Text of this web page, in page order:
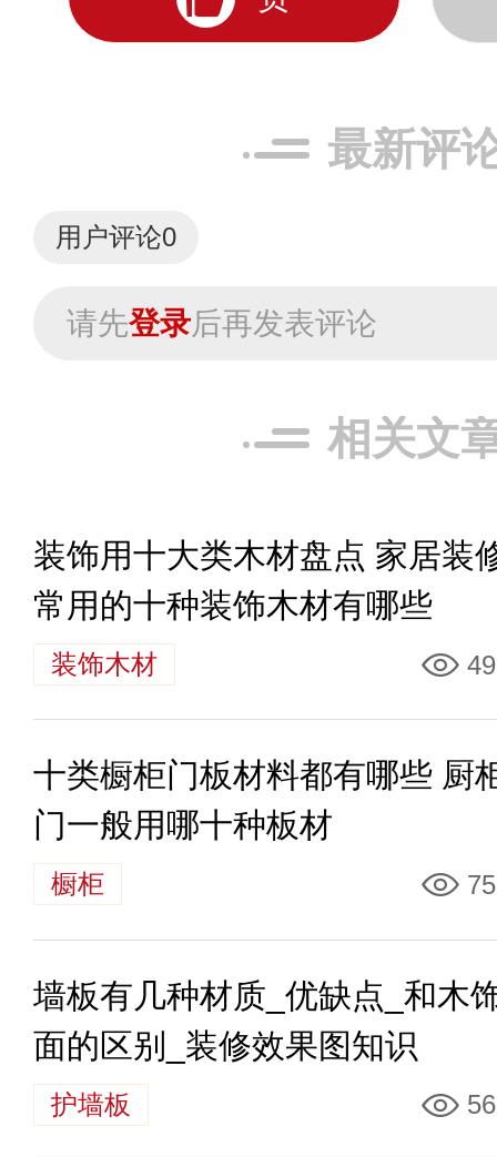
最新评
用户评论0
请先登录后再发表评论
相关文
装饰用十大类木材盘点 家居装
常用的十种装饰木材有哪些
装饰木材
十类橱柜门板材料都有哪些 厨
门一般用哪十种板材
橱柜
墙板有几种材质_优缺点_和木
面的区别_装修效果图知识
护墙板